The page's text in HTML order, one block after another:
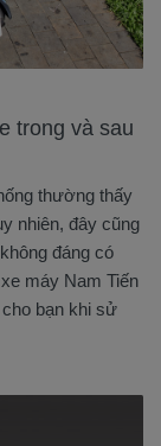
trong và sau
thường thấy
nhiên, đây cũng
đáng có
máy Nam Tiến
bạn khi sử